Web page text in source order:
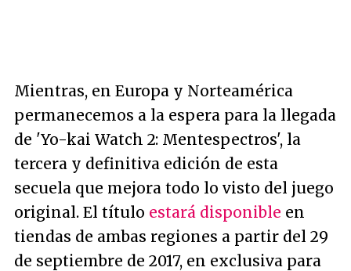
Mientras, en Europa y Norteamérica
permanecemos a la espera para la llegada
de 'Yo-kai Watch 2: Mentespectros', la
tercera y definitiva edición de esta
secuela que mejora todo lo visto del juego
original. El título estará disponible en
tiendas de ambas regiones a partir del 29
de septiembre de 2017, en exclusiva para